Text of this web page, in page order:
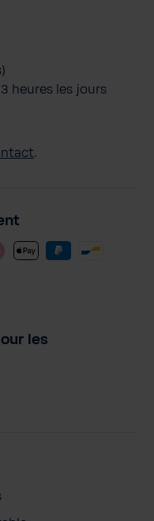
heures les jours
.
les